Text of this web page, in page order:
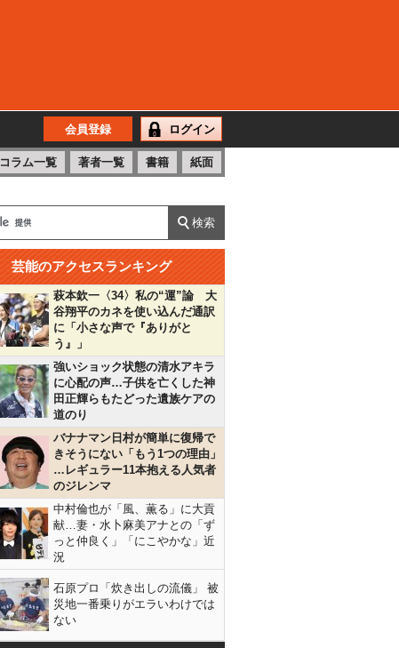
会員登録 ログイン
コラム一覧 著者一覧 書籍 紙面
芸能のアクセスランキング
萩本欽一〈34〉私の“運”論 大
谷翔平のカネを使い込んだ通訳
に「小さな声で『ありがと
う』」
強いショック状態の清水アキラ
に心配の声…子供を亡くした神
田正輝らもたどった遺族ケアの
道のり
バナナマン日村が簡単に復帰で
きそうにない「もう1つの理由」
…レギュラー11本抱える人気者
のジレンマ
中村倫也が「風、薫る」に大貢
献…妻・水卜麻美アナとの「ず
っと仲良く」「にこやかな」近
況
石原プロ「炊き出しの流儀」 被
災地一番乗りがエラいわけでは
ない